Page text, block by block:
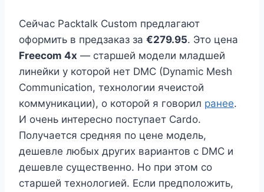
Сейчас Packtalk Custom предлагают
оформить в предзаказ за €279.95. Это цена
Freecom 4x — старшей модели младшей
линейки у которой нет DMC (Dynamic Mesh
Communication, технологии ячеистой
коммуникации), о которой я говорил ранее.
И очень интересно поступает Cardo.
Получается средняя по цене модель,
дешевле любых других вариантов с DMC и
дешевле существенно. Но при этом со
старшей технологией. Если предположить,